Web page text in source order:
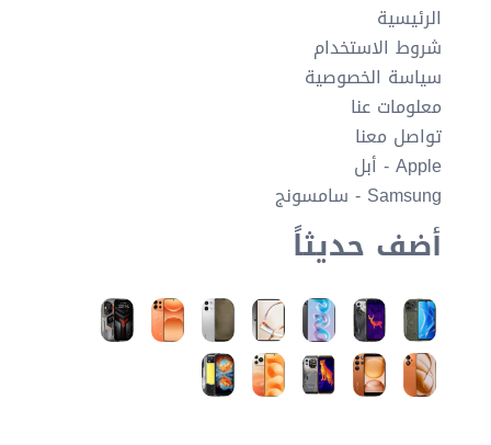
الرئيسية
شروط الاستخدام
سياسة الخصوصية
معلومات عنا
تواصل معنا
Apple - أبل
Samsung - سامسونج
أضف حديثاً